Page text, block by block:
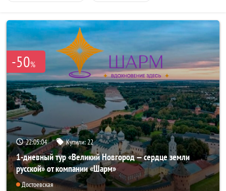
-50%
22:05:04 Купили: 22
1-дневный тур «Великий Новгород — сердце земли
русской» от компании «Шарм»
Достоевская